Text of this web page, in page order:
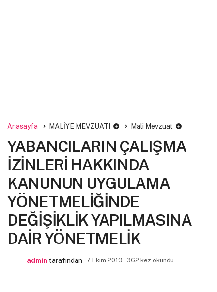
Anasayfa MALİYE MEVZUATI Mali Mevzuat
YABANCILARIN ÇALIŞMA
İZİNLERİ HAKKINDA
KANUNUN UYGULAMA
YÖNETMELİĞİNDE
DEĞİŞİKLİK YAPILMASINA
DAİR YÖNETMELİK
admin tarafından 7 Ekim 2019 362 kez okundu